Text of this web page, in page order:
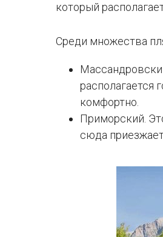
который
Среди множества
располагается
комфортно.
Приморский.
сюда